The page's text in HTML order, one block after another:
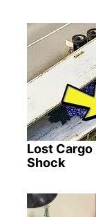
Lost
Shock